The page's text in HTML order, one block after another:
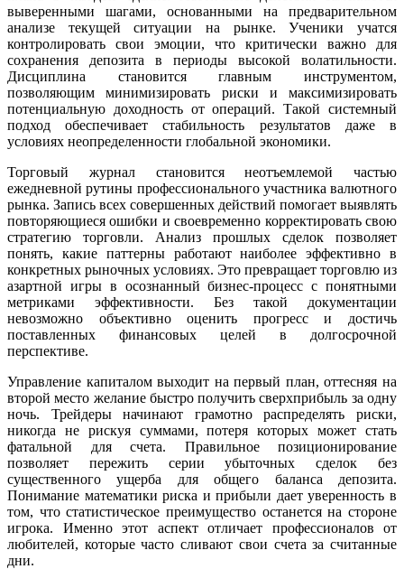
выверенными шагами, основанными на предварительном
анализе текущей ситуации на рынке. Ученики учатся
контролировать свои эмоции, что критически важно для
сохранения депозита в периоды высокой волатильности.
Дисциплина становится главным инструментом,
позволяющим минимизировать риски и максимизировать
потенциальную доходность от операций. Такой системный
подход обеспечивает стабильность результатов даже в
условиях неопределенности глобальной экономики.
Торговый журнал становится неотъемлемой частью
ежедневной рутины профессионального участника валютного
рынка. Запись всех совершенных действий помогает выявлять
повторяющиеся ошибки и своевременно корректировать свою
стратегию торговли. Анализ прошлых сделок позволяет
понять, какие паттерны работают наиболее эффективно в
конкретных рыночных условиях. Это превращает торговлю из
азартной игры в осознанный бизнес-процесс с понятными
метриками эффективности. Без такой документации
невозможно объективно оценить прогресс и достичь
поставленных финансовых целей в долгосрочной
перспективе.
Управление капиталом выходит на первый план, оттесняя на
второй место желание быстро получить сверхприбыль за одну
ночь. Трейдеры начинают грамотно распределять риски,
никогда не рискуя суммами, потеря которых может стать
фатальной для счета. Правильное позиционирование
позволяет пережить серии убыточных сделок без
существенного ущерба для общего баланса депозита.
Понимание математики риска и прибыли дает уверенность в
том, что статистическое преимущество останется на стороне
игрока. Именно этот аспект отличает профессионалов от
любителей, которые часто сливают свои счета за считанные
дни.